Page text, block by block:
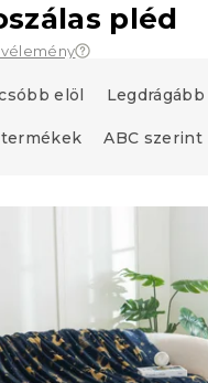
pléd
vélemény
elöl Legdrágább
ABC szerint